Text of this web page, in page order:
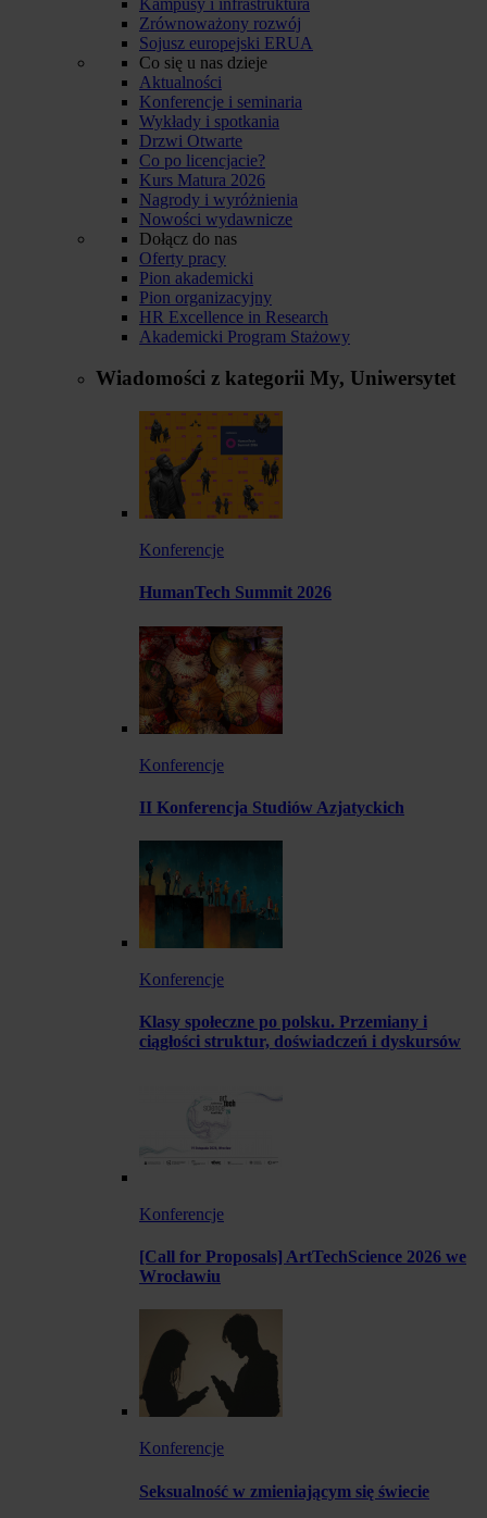
Zrównoważony rozwój
Sojusz europejski ERUA
Co się u nas dzieje
Aktualności
Konferencje i seminaria
Wykłady i spotkania
Drzwi Otwarte
Co po licencjacie?
Kurs Matura 2026
Nagrody i wyróżnienia
Nowości wydawnicze
Dołącz do nas
Oferty pracy
Pion akademicki
Pion organizacyjny
HR Excellence in Research
Akademicki Program Stażowy
Wiadomości z kategorii My, Uniwersytet
Konferencje
HumanTech Summit 2026
Konferencje
II Konferencja Studiów Azjatyckich
Konferencje
Klasy społeczne po polsku. Przemiany i
ciągłości struktur, doświadczeń i dyskursów
Konferencje
[Call for Proposals] ArtTechScience 2026 we
Wrocławiu
Konferencje
Seksualność w zmieniającym się świecie